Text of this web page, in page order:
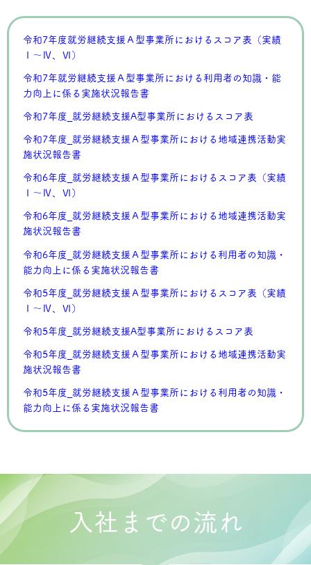
令和7年度就労継続支援Ａ型事業所におけるスコア表（実績
Ⅰ～Ⅳ、Ⅵ）
令和7年就労継続支援Ａ型事業所における利用者の知識・能
力向上に係る実施状況報告書
令和7年度_就労継続支援A型事業所におけるスコア表
令和7年度_就労継続支援Ａ型事業所における地域連携活動実
施状況報告書
令和6年度_就労継続支援Ａ型事業所におけるスコア表（実績
Ⅰ～Ⅳ、Ⅵ）
令和6年度_就労継続支援Ａ型事業所における地域連携活動実
施状況報告書
令和6年度_就労継続支援Ａ型事業所における利用者の知識・
能力向上に係る実施状況報告書
令和5年度_就労継続支援Ａ型事業所におけるスコア表（実績
Ⅰ～Ⅳ、Ⅵ）
令和5年度_就労継続支援A型事業所におけるスコア表
令和5年度_就労継続支援Ａ型事業所における地域連携活動実
施状況報告書
令和5年度_就労継続支援Ａ型事業所における利用者の知識・
能力向上に係る実施状況報告書
入社までの流れ